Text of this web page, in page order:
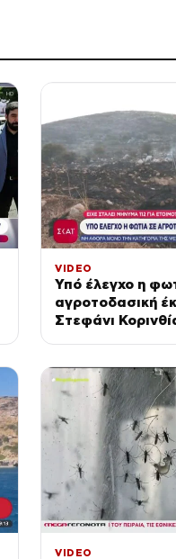
VIDEO
Υπό έλεγχο η
αγροτοδασική
Στεφάνι
VIDEO